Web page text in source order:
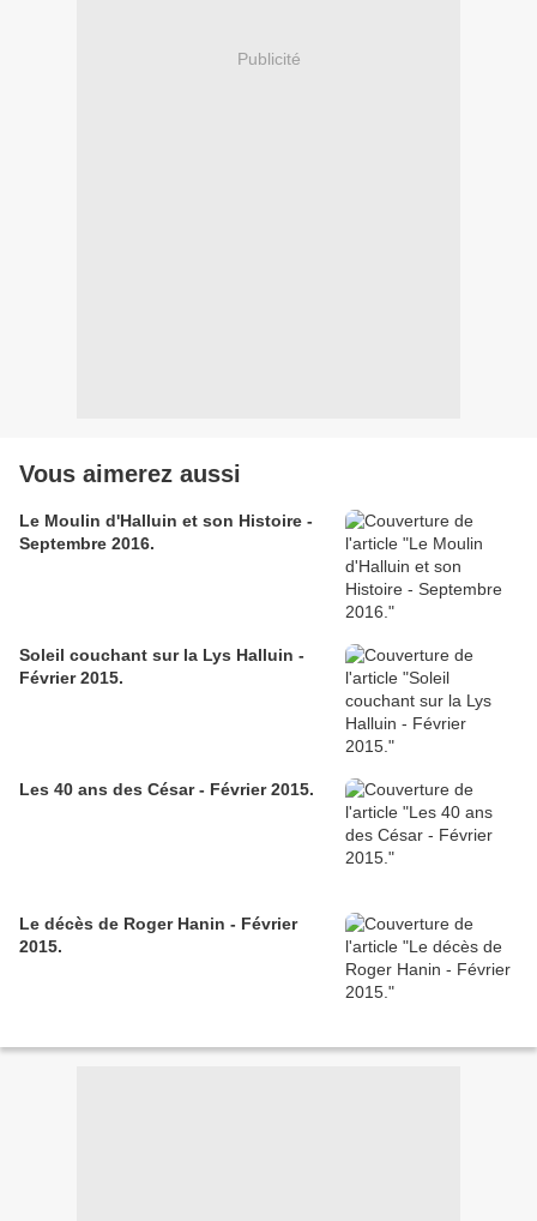
Publicité
Vous aimerez aussi
Le Moulin d'Halluin et son Histoire -
Septembre 2016.
Soleil couchant sur la Lys Halluin -
Février 2015.
Les 40 ans des César - Février 2015.
Le décès de Roger Hanin - Février
2015.